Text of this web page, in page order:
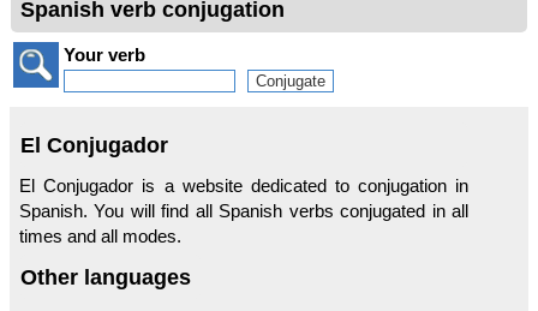
Spanish verb conjugation
Your verb
El Conjugador
El Conjugador is a website dedicated to conjugation in
Spanish. You will find all Spanish verbs conjugated in all
times and all modes.
Other languages